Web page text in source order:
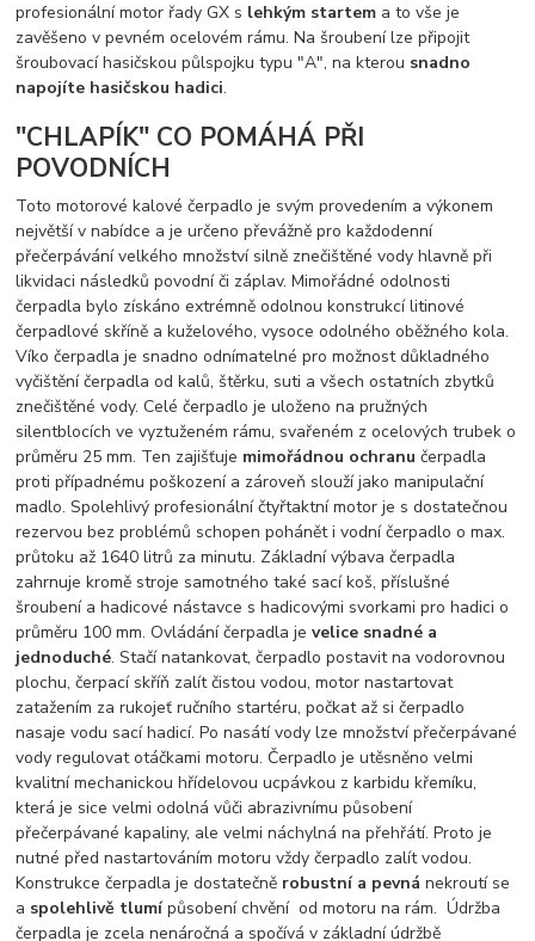
profesionální motor řady GX s lehkým startem a to vše je
zavěšeno v pevném ocelovém rámu. Na šroubení lze připojit
šroubovací hasičskou půlspojku typu "A", na kterou snadno
napojíte hasičskou hadici.
"CHLAPÍK" CO POMÁHÁ PŘI
POVODNÍCH
Toto motorové kalové čerpadlo je svým provedením a výkonem
největší v nabídce a je určeno převážně pro každodenní
přečerpávání velkého množství silně znečištěné vody hlavně při
likvidaci následků povodní či záplav. Mimořádné odolnosti
čerpadla bylo získáno extrémně odolnou konstrukcí litinové
čerpadlové skříně a kuželového, vysoce odolného oběžného kola.
Víko čerpadla je snadno odnímatelné pro možnost důkladného
vyčištění čerpadla od kalů, štěrku, suti a všech ostatních zbytků
znečištěné vody. Celé čerpadlo je uloženo na pružných
silentblocích ve vyztuženém rámu, svařeném z ocelových trubek o
průměru 25 mm. Ten zajišťuje mimořádnou ochranu čerpadla
proti případnému poškození a zároveň slouží jako manipulační
madlo. Spolehlivý profesionální čtyřtaktní motor je s dostatečnou
rezervou bez problémů schopen pohánět i vodní čerpadlo o max.
průtoku až 1640 litrů za minutu. Základní výbava čerpadla
zahrnuje kromě stroje samotného také sací koš, příslušné
šroubení a hadicové nástavce s hadicovými svorkami pro hadici o
průměru 100 mm. Ovládání čerpadla jevelice snadné a
jednoduché. Stačí natankovat, čerpadlo postavit na vodorovnou
plochu, čerpací skříň zalít čistou vodou, motor nastartovat
zatažením za rukojeť ručního startéru, počkat až si čerpadlo
nasaje vodu sací hadicí. Po nasátí vody lze množství přečerpávané
vody regulovat otáčkami motoru. Čerpadlo je utěsněno velmi
kvalitní mechanickou hřídelovou ucpávkou z karbidu křemíku,
která je sice velmi odolná vůči abrazivnímu působení
přečerpávané kapaliny, ale velmi náchylná na přehřátí. Proto je
nutné před nastartováním motoru vždy čerpadlo zalít vodou.
Konstrukce čerpadla je dostatečně robustní a pevná nekroutí se
a spolehlivě tlumípůsobení chvění od motoru na rám. Údržba
čerpadla je zcela nenáročná a spočívá v základní údržbě